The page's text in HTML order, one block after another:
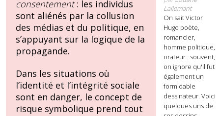
consentement: les individus
sont aliénés par la collusion
des médias et du politique, en
s’appuyant sur la logique de la
propagande.
Dans les situations où
l’identité et l’intégrité sociale
sont en danger, le concept de
risque symbolique prend tout
Lallemant
On sait Victor
Hugo poète,
romancier,
homme politique,
orateur : souvent,
on ignore qu'il fut
également un
formidable
dessinateur. Voici
quelques uns de